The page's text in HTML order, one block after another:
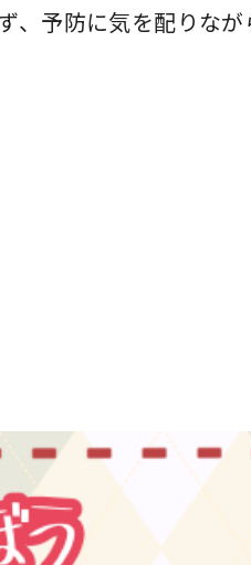
、予防に気を配りな